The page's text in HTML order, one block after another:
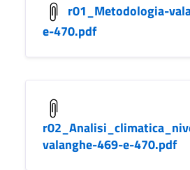
r01_Metodologia-
e-470.pdf
valanghe-469-e-470.pdf